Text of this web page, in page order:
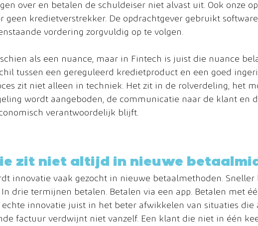
over en betalen de schuldeiser niet alvast uit. Ook onze
geen kredietverstrekker. De opdrachtgever gebruikt
vordering zorgvuldig op te volgen.
als een nuance, maar in Fintech is juist die nuance
tussen een gereguleerd kredietproduct en een goed
zit niet alleen in techniek. Het zit in de rolverdeling, het
wordt aangeboden, de communicatie naar de klant en
verantwoordelijk blijft.
zit niet altijd in nieuwe
innovatie vaak gezocht in nieuwe betaalmethoden. Sneller
In drie termijnen betalen. Betalen via een app. Betalen met
echte innovatie juist in het beter afwikkelen van situaties die
factuur verdwijnt niet vanzelf. Een klant die niet in één